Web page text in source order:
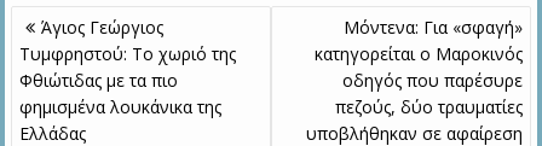
Πλοήγηση
άρθρων
Άγιος Γεώργιος
Τυμφρηστού: Το χωριό της
Φθιώτιδας με τα πιο
φημισμένα λουκάνικα της
Ελλάδας
Μόντενα: Για «σφαγή»
κατηγορείται ο Μαροκινός
οδηγός που παρέσυρε
πεζούς, δύο τραυματίες
υποβλήθηκαν σε αφαίρεση